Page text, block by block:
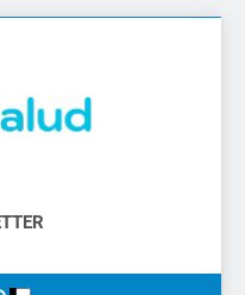
Salud. Congresos Y
Atención Primaria,